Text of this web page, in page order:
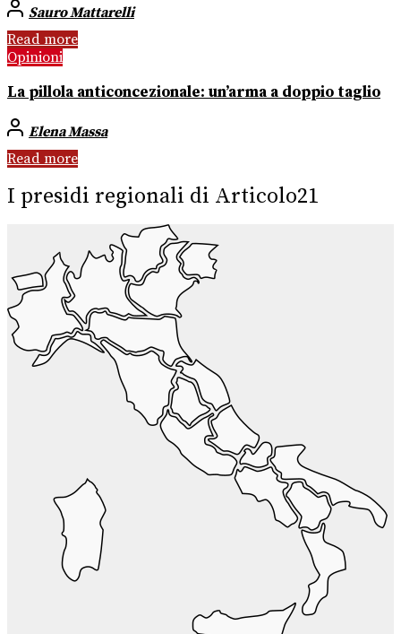
Sauro Mattarelli
Read more
Opinioni
La pillola anticoncezionale: un’arma a doppio taglio
Elena Massa
Read more
I presidi regionali di Articolo21